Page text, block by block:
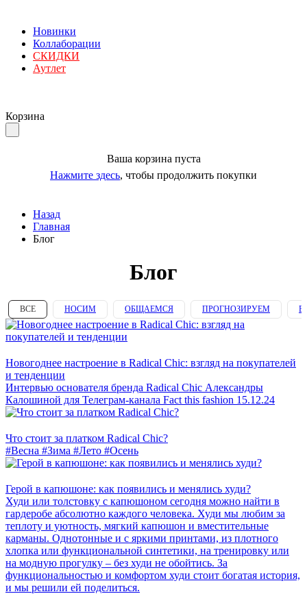
Новинки
Коллаборации
СКИДКИ
Аутлет
Корзина
Ваша корзина пуста
Нажмите здесь, чтобы продолжить покупки
Назад
Главная
Блог
Блог
ВСЕ НОСИМ ОБЩАЕМСЯ ПРОГНОЗИРУЕМ
Новогоднее настроение в Radical Chic: взгляд на покупателей
и тенденции
Интервью основателя бренда Radical Chic Александры
Калошиной для Телеграм-канала Fact this fashion 15.12.24
Что стоит за платком Radical Chic?
#Весна #Зима #Лето #Осень
Герой в капюшоне: как появились и менялись худи?
Худи или толстовку с капюшоном сегодня можно найти в
гардеробе абсолютно каждого человека. Худи мы любим за
теплоту и уютность, мягкий капюшон и вместительные
карманы. Однотонные и с яркими принтами, из плотного
хлопка или функциональной синтетики, на тренировку или
на модную прогулку – без худи не обойтись. За
функциональностью и комфортом худи стоит богатая история,
и мы решили ей поделиться.